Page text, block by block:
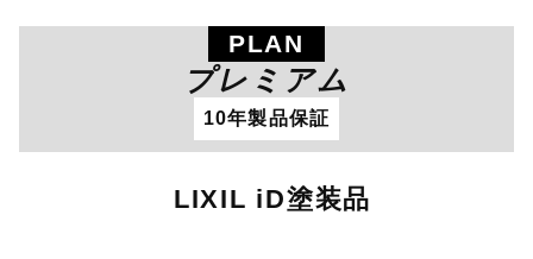
PLAN
プレミアム
10年製品保証
LIXIL iD塗装品